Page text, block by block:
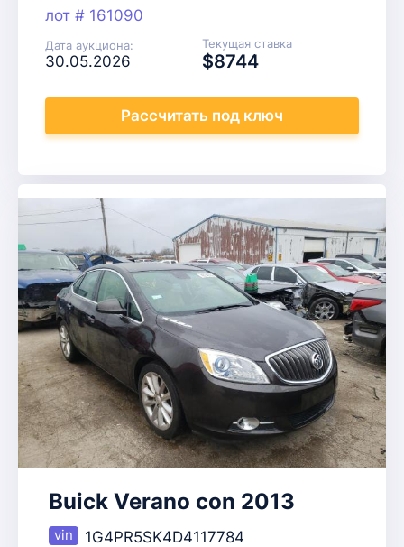
лот # 161090
Дата аукциона:
30.05.2026
Текущая ставка
$8744
Рассчитать под ключ
Buick Verano con 2013
1G4PR5SK4D4117784